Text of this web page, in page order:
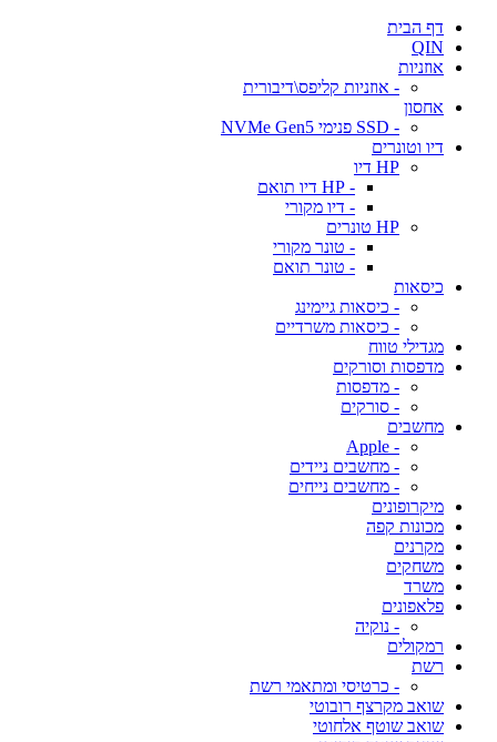
דף הבית
QIN
אוזניות
- אוזניות קליפס\דיבורית
אחסון
- SSD פנימי NVMe Gen5
דיו וטונרים
HP דיו
- HP דיו תואם
- דיו מקורי
HP טונרים
- טונר מקורי
- טונר תואם
כיסאות
- כיסאות גיימינג
- כיסאות משרדיים
מגדילי טווח
מדפסות וסורקים
- מדפסות
- סורקים
מחשבים
- Apple
- מחשבים ניידים
- מחשבים נייחים
מיקרופונים
מכונות קפה
מקרנים
משחקים
משרד
פלאפונים
- נוקיה
רמקולים
רשת
- כרטיסי ומתאמי רשת
שואב מקרצף רובוטי
שואב שוטף אלחוטי